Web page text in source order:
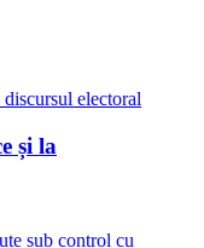
și la